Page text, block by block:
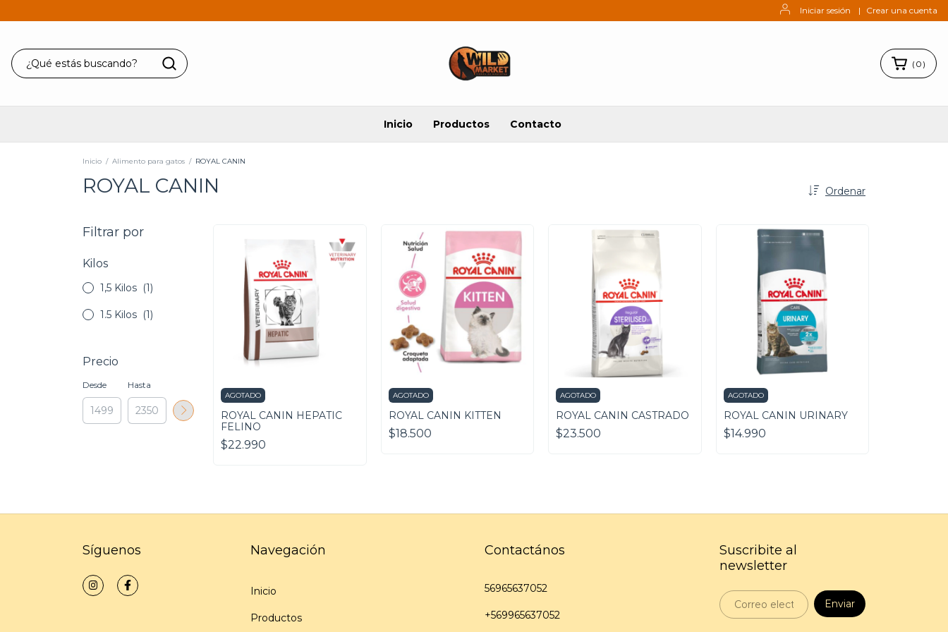
Iniciar sesión | Crear una cuenta
( 0 )
Inicio Productos Contacto
Inicio / Alimento para gatos / ROYAL CANIN
ROYAL CANIN Ordenar
Filtrar por
Kilos
1,5 Kilos (1)
1.5 Kilos (1)
Precio
Desde Hasta
AGOTADO
ROYAL CANIN HEPATIC
FELINO
$22.990
AGOTADO
ROYAL CANIN KITTEN
$18.500
AGOTADO
ROYAL CANIN CASTRADO
$23.500
AGOTADO
ROYAL CANIN URINARY
$14.990
Síguenos Navegación
Inicio
Productos
Contactános
56965637052
+569965637052
Suscribite al
newsletter